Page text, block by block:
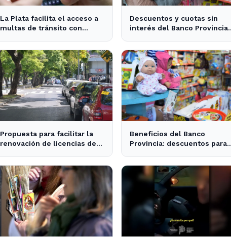
La Plata facilita el acceso a
multas de tránsito con
Descuentos y cuotas sin
interés del Banco Provincia
Propuesta para facilitar la
renovación de licencias de
Beneficios del Banco
Provincia: descuentos para